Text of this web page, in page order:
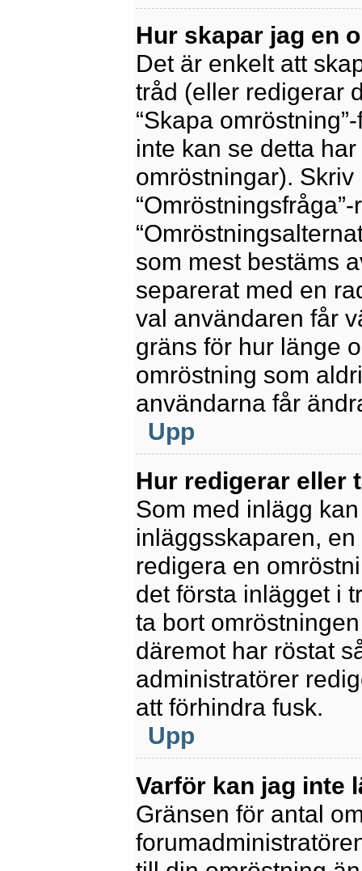
Hur skapar jag en
Det är enkelt att
tråd (eller redigerar
“Skapa
inte kan se detta
omröstningar).
som mest bestäms
separerat med en
val användaren får
gräns för hur länge
omröstning som
användarna får
Upp
Hur redigerar eller
Som med inlägg
inläggsskaparen,
redigera en
det första inlägget i
ta bort
däremot har röstat
administratörer
att förhindra fusk.
Upp
Varför kan jag inte
Gränsen för antal